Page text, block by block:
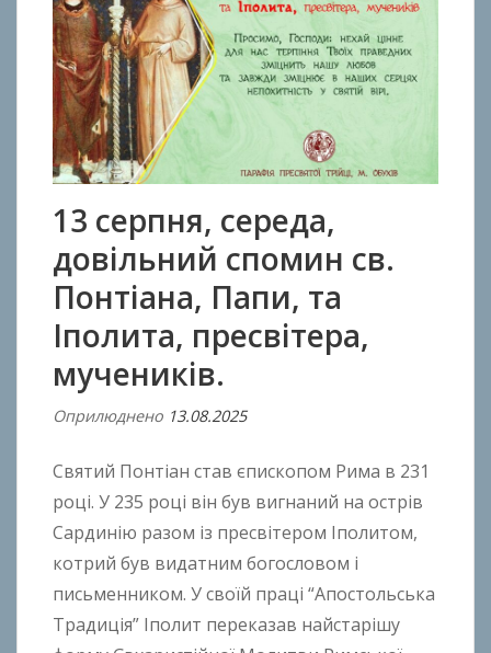
13 серпня, середа,
довільний спомин св.
Понтіана, Папи, та
Іполита, пресвітера,
мучеників.
Оприлюднено 13.08.2025В
д
A
n
t
n
B
Святий Понтіан став єпископом Рима в 231
році. У 235 році він був вигнаний на острів
Сардинію разом із пресвітером Іполитом,
котрий був видатним богословом і
письменником. У своїй праці “Апостольська
Традиція” Іполит переказав найстарішу